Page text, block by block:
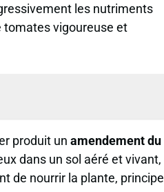
les nutriments
tomates vigoureuse et
produit un amendement du
dans un sol aéré et vivant,
de nourrir la plante, principe